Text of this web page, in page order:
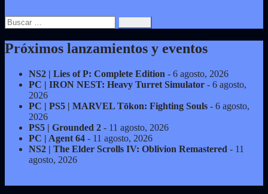
Buscar:
Próximos lanzamientos y eventos
NS2 | Lies of P: Complete Edition - 6 agosto, 2026
PC | IRON NEST: Heavy Turret Simulator - 6 agosto,
2026
PC | PS5 | MARVEL Tōkon: Fighting Souls - 6 agosto,
2026
PS5 | Grounded 2 - 11 agosto, 2026
PC | Agent 64 - 11 agosto, 2026
NS2 | The Elder Scrolls IV: Oblivion Remastered - 11
agosto, 2026